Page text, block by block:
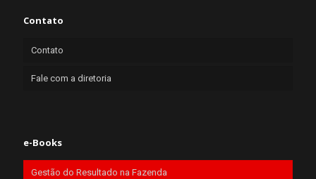
Contato
Contato
Fale com a diretoria
e-Books
Gestão do Resultado na Fazenda